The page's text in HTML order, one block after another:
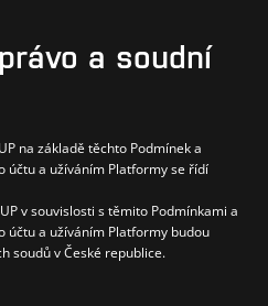
a soudní
na základě těchto Podmínek a
účtu a užíváním Platformy se řídí
v souvislosti s těmito Podmínkami a
účtu a užíváním Platformy budou
soudů v České republice.